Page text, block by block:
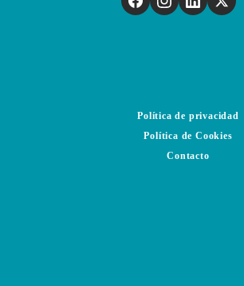
Política de privacidad
Política de Cookies
Contacto